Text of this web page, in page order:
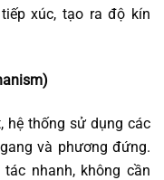
xúc, tạo ra độ kín
hệ thống sử dụng các
và phương đứng.
nhanh, không cần